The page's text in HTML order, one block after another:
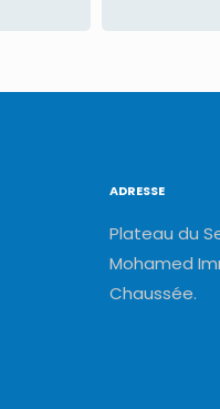
ADRESSE
Plateau du
Mohamed
Chaussée.